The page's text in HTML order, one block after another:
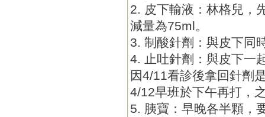
2. 皮下輸液：林格兒，
減量為75ml。
3. 制酸針劑：與皮下同
4. 止吐針劑：與皮下一
因4/11看診後拿回針劑
4/12早班於下午再打，
5. 胰寶：早晚各半顆，